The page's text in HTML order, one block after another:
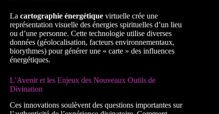
La cartographie énergétique virtuelle crée une
représentation visuelle des énergies spirituelles d’un lieu
ou d’une personne. Cette technologie utilise diverses
données (géolocalisation, facteurs environnementaux,
biorythmes) pour générer une « carte » des influences
énergétiques.
L’Avenir et les Enjeux des Nouveaux Outils de
Divination
Ces innovations soulèvent des questions importantes sur